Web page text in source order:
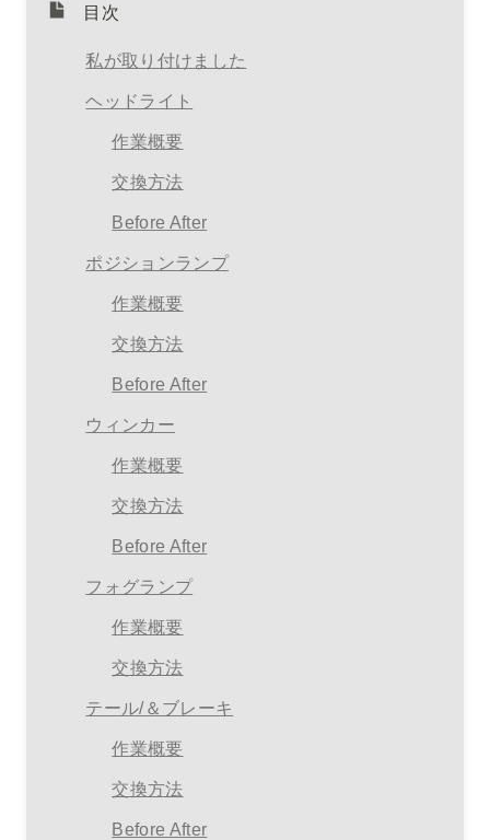
目次
私が取り付けました
ヘッドライト
作業概要
交換方法
Before After
ポジションランプ
作業概要
交換方法
Before After
ウィンカー
作業概要
交換方法
Before After
フォグランプ
作業概要
交換方法
テール/＆ブレーキ
作業概要
交換方法
Before After